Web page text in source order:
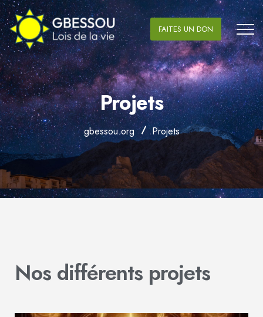
FAITES UN DON
Projets
gbessou.org Projets
Nos différents projets